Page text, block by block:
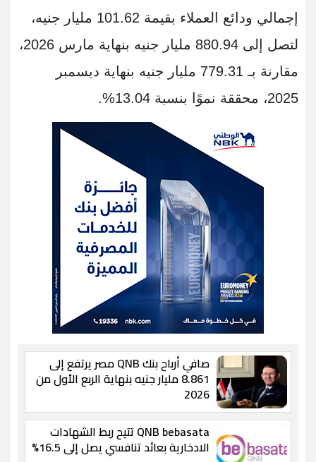
إجمالي ودائع العملاء بقيمة 101.62 مليار جنيه،
لتصل إلى 880.94 مليار جنيه بنهاية مارس 2026،
مقارنة بـ 779.31 مليار جنيه بنهاية ديسمبر
2025، محققة نموًا بنسبة 13.04%.
صافي أرباح بنك QNB مصر يرتفع إلى
8.861 مليار جنيه بنهاية الربع الأول من
2026
QNB bebasata تتيح ربط الشهادات
الادخارية بعائد تنافسي يصل إلى 16.5%